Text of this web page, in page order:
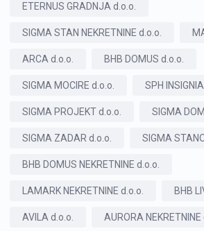
ETERNUS GRADNJA d.o.o.
SIGMA STAN NEKRETNINE d.o.o.
ARCA d.o.o. BHB DOMUS d.o.o.
SIGMA MOCIRE d.o.o. SPH
SIGMA PROJEKT d.o.o. SIGMA
SIGMA ZADAR d.o.o. SIGMA
BHB DOMUS NEKRETNINE d.o.o.
LAMARK NEKRETNINE d.o.o. BHB
AVILA d.o.o. AURORA NEKRETNINE